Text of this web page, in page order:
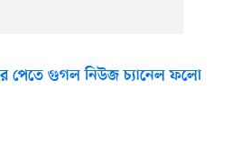
পেতে গুগল নিউজ চ্যানেল ফলো